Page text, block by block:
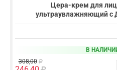
Цера-крем для
ультраувлажняющий с
В
308,00